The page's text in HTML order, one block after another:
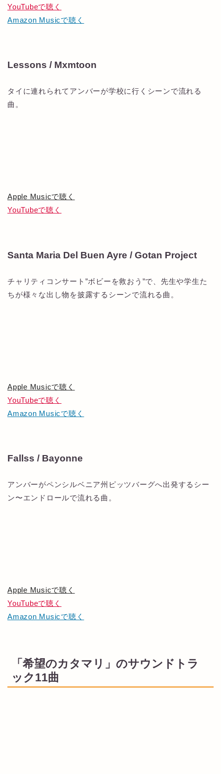
YouTubeで聴く
Amazon Musicで聴く
Lessons / Mxmtoon
タイに連れられてアンバーが学校に行くシーンで流れる
曲。
Apple Musicで聴く
YouTubeで聴く
Santa Maria Del Buen Ayre / Gotan Project
チャリティコンサート”ボビーを救おう”で、先生や学生た
ちが様々な出し物を披露するシーンで流れる曲。
Apple Musicで聴く
YouTubeで聴く
Amazon Musicで聴く
Fallss / Bayonne
アンバーがペンシルベニア州ピッツバーグへ出発するシー
ン〜エンドロールで流れる曲。
Apple Musicで聴く
YouTubeで聴く
Amazon Musicで聴く
「希望のカタマリ」のサウンドトラ
ック11曲